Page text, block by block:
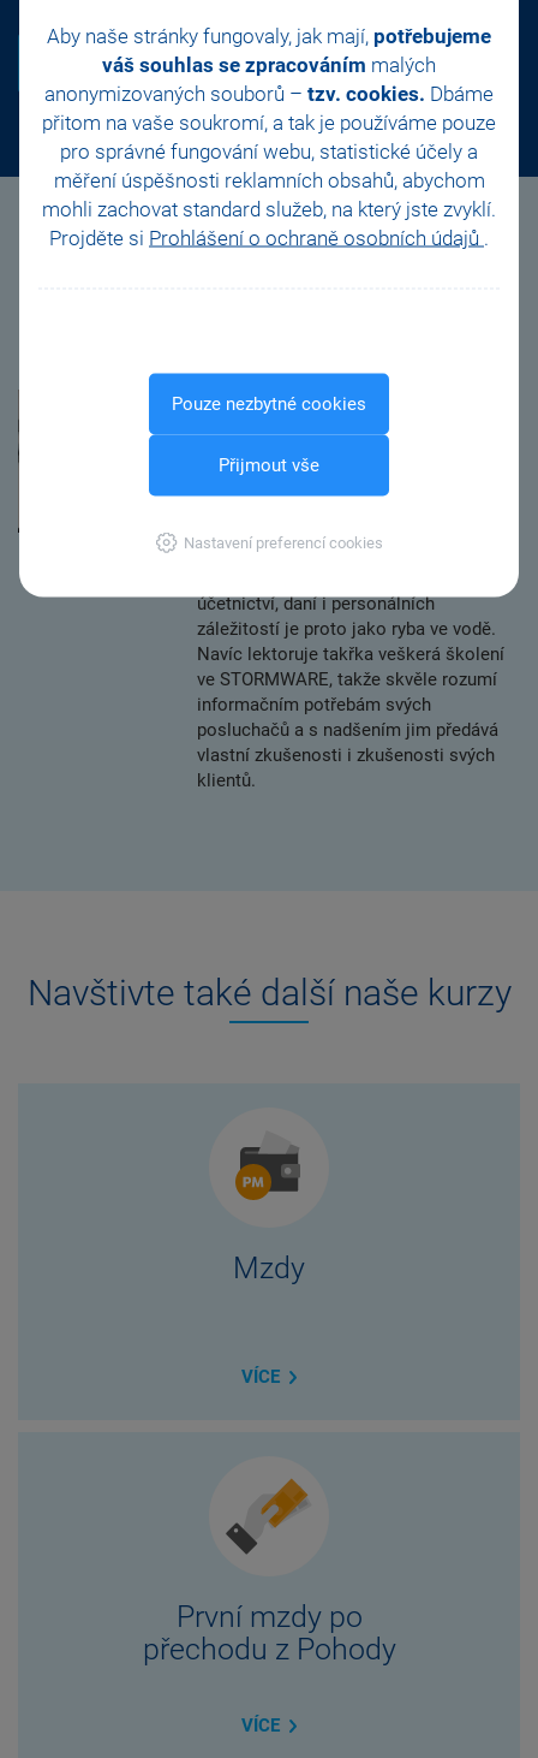
Aby naše stránky fungovaly, jak mají, potřebujeme
váš souhlas se zpracováním malých
anonymizovaných souborů – tzv. cookies. Dbáme
přitom na vaše soukromí, a tak je používáme pouze
pro správné fungování webu, statistické účely a
měření úspěšnosti reklamních obsahů, abychom
mohli zachovat standard služeb, na který jste zvyklí.
Projděte si Prohlášení o ochraně osobních údajů .
Pouze nezbytné cookies
Přijmout vše
Nastavení preferencí cookies
ZJISTIT VÍCE
Marta Lukácsová
Senior konzultant na pobočce v Praze
Marta ve své vlastní praxi již řadu let
vede účetnictví a zpracovává mzdy
plátcům i neplátcům DPH, se
účetnictví, daní i personálních
záležitostí je proto jako ryba ve vodě.
Navíc lektoruje takřka veškerá školení
ve STORMWARE, takže skvěle rozumí
informačním potřebám svých
posluchačů a s nadšením jim předává
vlastní zkušenosti i zkušenosti svých
klientů.
Navštivte také další naše kurzy
Mzdy
VÍCE
První mzdy po
přechodu z Pohody
VÍCE